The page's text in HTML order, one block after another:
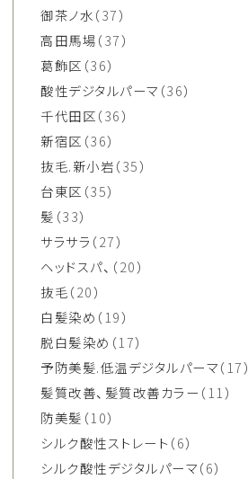
御茶ノ水（37）
高田馬場（37）
葛飾区 （36）
酸性デジタルパーマ （36）
千代田区（36）
新宿区 （36）
抜毛.新小岩（35）
台東区 （35）
髪 （33）
サラサラ （27）
ヘッドスパ、 （20）
抜毛（20）
白髪染め （19）
脱白髪染め （17）
予防美髪.低温デジタルパーマ（17）
髪質改善、髪質改善カラー （11）
防美髪 （10）
シルク酸性ストレート （6）
シルク酸性デジタルパーマ（6）